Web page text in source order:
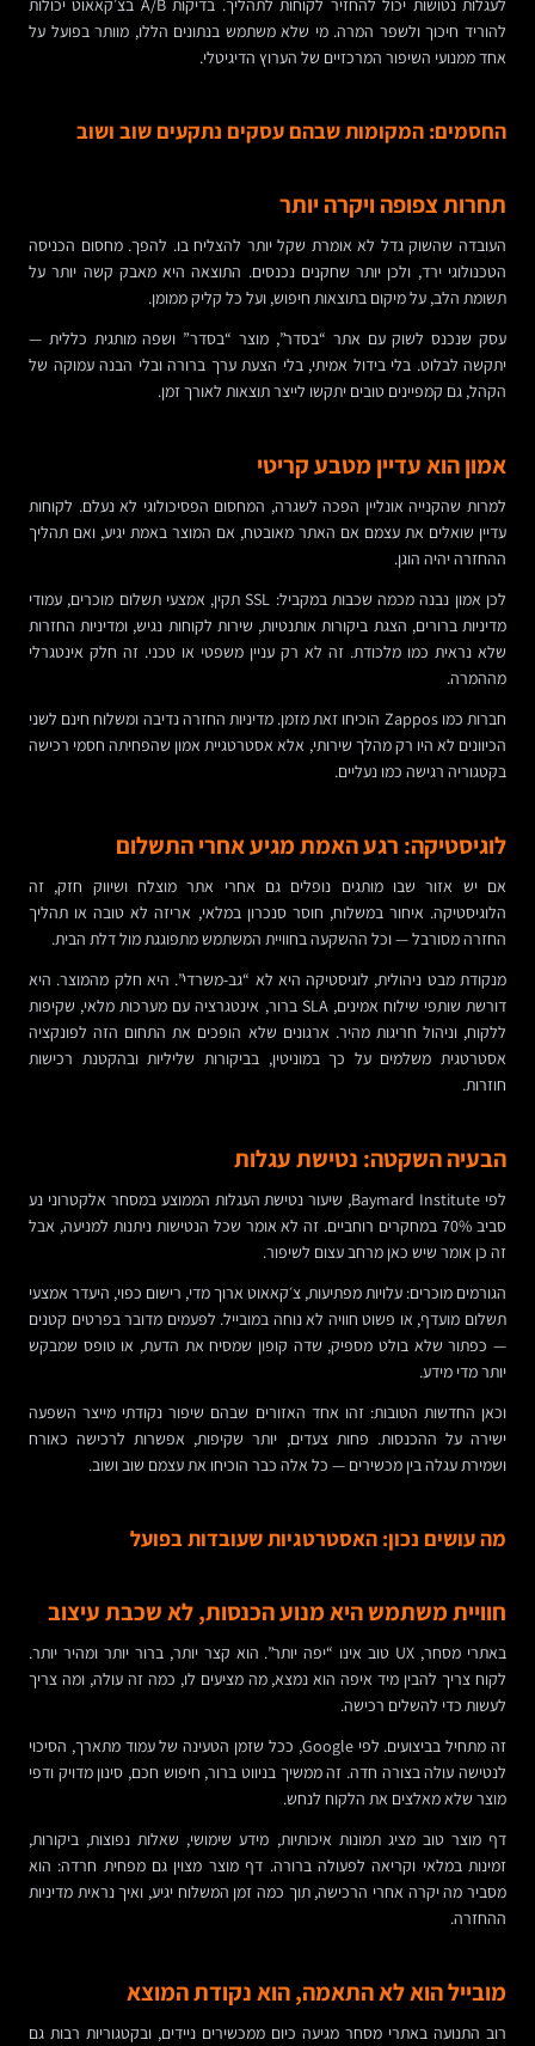
להוריד חיכוך ולשפר המרה. מי שלא משתמש בנתונים הללו, מוותר בפועל על
אחד ממנועי השיפור המרכזיים של הערוץ הדיגיטלי.
החסמים: המקומות שבהם עסקים נתקעים שוב ושוב
תחרות צפופה ויקרה יותר
העובדה שהשוק גדל לא אומרת שקל יותר להצליח בו. להפך. מחסום הכניסה
הטכנולוגי ירד, ולכן יותר שחקנים נכנסים. התוצאה היא מאבק קשה יותר על
תשומת הלב, על מיקום בתוצאות חיפוש, ועל כל קליק ממומן.
עסק שנכנס לשוק עם אתר “בסדר”, מוצר “בסדר” ושפה מותגית כללית —
יתקשה לבלוט. בלי בידול אמיתי, בלי הצעת ערך ברורה ובלי הבנה עמוקה של
הקהל, גם קמפיינים טובים יתקשו לייצר תוצאות לאורך זמן.
אמון הוא עדיין מטבע קריטי
למרות שהקנייה אונליין הפכה לשגרה, המחסום הפסיכולוגי לא נעלם. לקוחות
עדיין שואלים את עצמם אם האתר מאובטח, אם המוצר באמת יגיע, ואם תהליך
ההחזרה יהיה הוגן.
לכן אמון נבנה מכמה שכבות במקביל: SSL תקין, אמצעי תשלום מוכרים, עמודי
מדיניות ברורים, הצגת ביקורות אותנטיות, שירות לקוחות נגיש, ומדיניות החזרות
שלא נראית כמו מלכודת. זה לא רק עניין משפטי או טכני. זה חלק אינטגרלי
מההמרה.
חברות כמו Zappos הוכיחו זאת מזמן. מדיניות החזרה נדיבה ומשלוח חינם לשני
הכיוונים לא היו רק מהלך שירותי, אלא אסטרטגיית אמון שהפחיתה חסמי רכישה
בקטגוריה רגישה כמו נעליים.
לוגיסטיקה: רגע האמת מגיע אחרי התשלום
אם יש אזור שבו מותגים נופלים גם אחרי אתר מוצלח ושיווק חזק, זה
הלוגיסטיקה. איחור במשלוח, חוסר סנכרון במלאי, אריזה לא טובה או תהליך
החזרה מסורבל — וכל ההשקעה בחוויית המשתמש מתפוגגת מול דלת הבית.
מנקודת מבט ניהולית, לוגיסטיקה היא לא “גב-משרדי”. היא חלק מהמוצר. היא
דורשת שותפי שילוח אמינים, SLA ברור, אינטגרציה עם מערכות מלאי, שקיפות
ללקוח, וניהול חריגות מהיר. ארגונים שלא הופכים את התחום הזה לפונקציה
אסטרטגית משלמים על כך במוניטין, בביקורות שליליות ובהקטנת רכישות
חוזרות.
הבעיה השקטה: נטישת עגלות
לפי Baymard Institute, שיעור נטישת העגלות הממוצע במסחר אלקטרוני נע
סביב 70% במחקרים רוחביים. זה לא אומר שכל הנטישות ניתנות למניעה, אבל
זה כן אומר שיש כאן מרחב עצום לשיפור.
הגורמים מוכרים: עלויות מפתיעות, צ׳קאאוט ארוך מדי, רישום כפוי, היעדר אמצעי
תשלום מועדף, או פשוט חוויה לא נוחה במובייל. לפעמים מדובר בפרטים קטנים
— כפתור שלא בולט מספיק, שדה קופון שמסיח את הדעת, או טופס שמבקש
יותר מדי מידע.
וכאן החדשות הטובות: זהו אחד האזורים שבהם שיפור נקודתי מייצר השפעה
ישירה על ההכנסות. פחות צעדים, יותר שקיפות, אפשרות לרכישה כאורח
ושמירת עגלה בין מכשירים — כל אלה כבר הוכיחו את עצמם שוב ושוב.
מה עושים נכון: האסטרטגיות שעובדות בפועל
חוויית משתמש היא מנוע הכנסות, לא שכבת עיצוב
באתרי מסחר, UX טוב אינו “יפה יותר”. הוא קצר יותר, ברור יותר ומהיר יותר.
לקוח צריך להבין מיד איפה הוא נמצא, מה מציעים לו, כמה זה עולה, ומה צריך
לעשות כדי להשלים רכישה.
זה מתחיל בביצועים. לפי Google, ככל שזמן הטעינה של עמוד מתארך, הסיכוי
לנטישה עולה בצורה חדה. זה ממשיך בניווט ברור, חיפוש חכם, סינון מדויק ודפי
מוצר שלא מאלצים את הלקוח לנחש.
דף מוצר טוב מציג תמונות איכותיות, מידע שימושי, שאלות נפוצות, ביקורות,
זמינות במלאי וקריאה לפעולה ברורה. דף מוצר מצוין גם מפחית חרדה: הוא
מסביר מה יקרה אחרי הרכישה, תוך כמה זמן המשלוח יגיע, ואיך נראית מדיניות
ההחזרה.
מובייל הוא לא התאמה, הוא נקודת המוצא
רוב התנועה באתרי מסחר מגיעה כיום ממכשירים ניידים, ובקטגוריות רבות גם